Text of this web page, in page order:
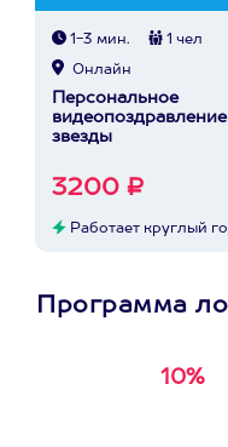
1-3 мин. 1 чел
Онлайн
Персональное
звезды
3200 ₽
Работает круглый
Программа
10%